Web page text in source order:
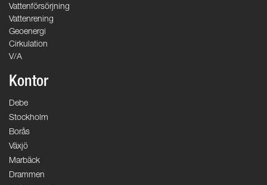
Vattenförsörjning
Vattenrening
Geoenergi
Cirkulation
V/A
Kontor
Debe
Stockholm
Borås
Växjö
Marbäck
Drammen